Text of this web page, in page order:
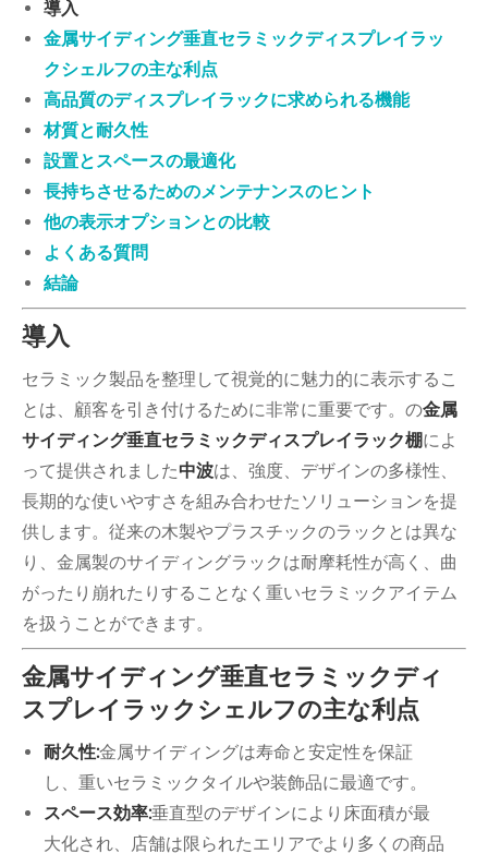
導入
金属サイディング垂直セラミックディスプレイラッ
クシェルフの主な利点
高品質のディスプレイラックに求められる機能
材質と耐久性
設置とスペースの最適化
長持ちさせるためのメンテナンスのヒント
他の表示オプションとの比較
よくある質問
結論
導入
セラミック製品を整理して視覚的に魅力的に表示するこ
とは、顧客を引き付けるために非常に重要です。の金属
サイディング垂直セラミックディスプレイラック棚によ
って提供されました中波は、強度、デザインの多様性、
長期的な使いやすさを組み合わせたソリューションを提
供します。従来の木製やプラスチックのラックとは異な
り、金属製のサイディングラックは耐摩耗性が高く、曲
がったり崩れたりすることなく重いセラミックアイテム
を扱うことができます。
金属サイディング垂直セラミックディ
スプレイラックシェルフの主な利点
耐久性:金属サイディングは寿命と安定性を保証
し、重いセラミックタイルや装飾品に最適です。
スペース効率:垂直型のデザインにより床面積が最
大化され、店舗は限られたエリアでより多くの商品